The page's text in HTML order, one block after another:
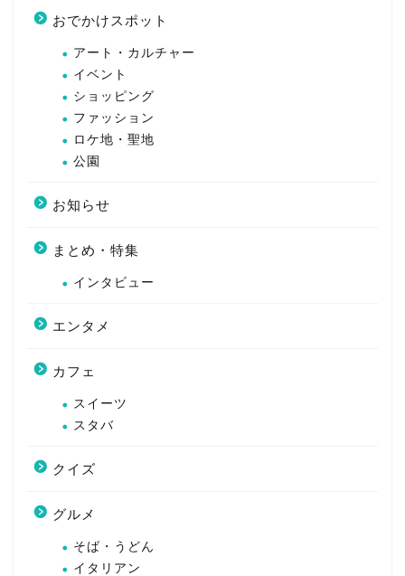
おでかけスポット
アート・カルチャー
イベント
ショッピング
ファッション
ロケ地・聖地
公園
お知らせ
まとめ・特集
インタビュー
エンタメ
カフェ
スイーツ
スタバ
クイズ
グルメ
そば・うどん
イタリアン